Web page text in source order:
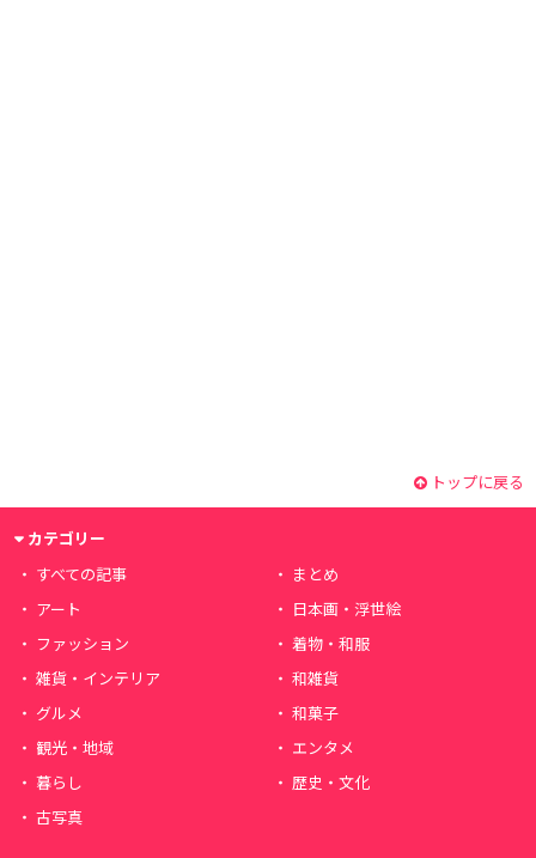
トップに戻る
カテゴリー
すべての記事
まとめ
アート
日本画・浮世絵
ファッション
着物・和服
雑貨・インテリア
和雑貨
グルメ
和菓子
観光・地域
エンタメ
暮らし
歴史・文化
古写真